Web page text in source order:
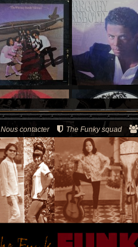
The Funky squad
Nous contacter